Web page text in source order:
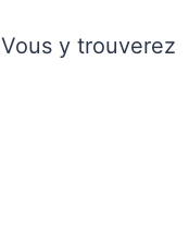
Vous y trouverez